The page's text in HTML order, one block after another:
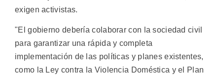
exigen activistas.
"El gobierno debería colaborar con la sociedad civil
para garantizar una rápida y completa
implementación de las políticas y planes existentes,
como la Ley contra la Violencia Doméstica y el Plan